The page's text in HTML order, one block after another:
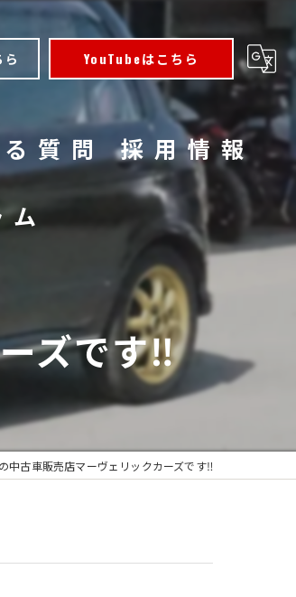
YouTubeはこちら
質問 採用情報
ム
ズです‼️
中古車販売店マーヴェリックカーズです‼️